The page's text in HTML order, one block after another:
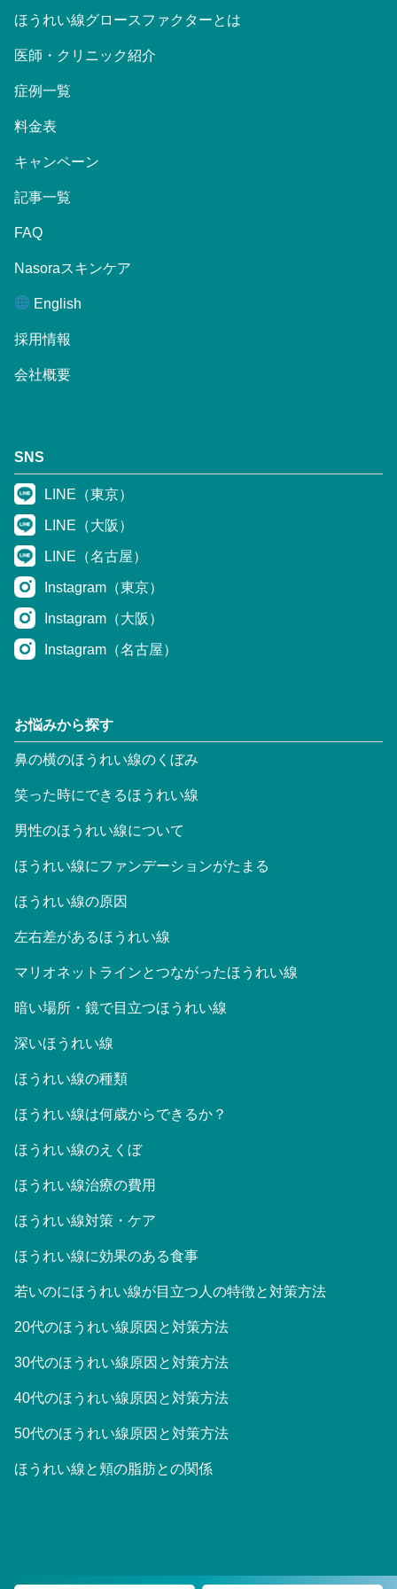
ほうれい線グロースファクターとは
医師・クリニック紹介
症例一覧
料金表
キャンペーン
記事一覧
FAQ
Nasoraスキンケア
English
採用情報
会社概要
SNS
LINE（東京）
LINE（大阪）
LINE（名古屋）
Instagram（東京）
Instagram（大阪）
Instagram（名古屋）
お悩みから探す
鼻の横のほうれい線のくぼみ
笑った時にできるほうれい線
男性のほうれい線について
ほうれい線にファンデーションがたまる
ほうれい線の原因
左右差があるほうれい線
マリオネットラインとつながったほうれい線
暗い場所・鏡で目立つほうれい線
深いほうれい線
ほうれい線の種類
ほうれい線は何歳からできるか？
ほうれい線のえくぼ
ほうれい線治療の費用
ほうれい線対策・ケア
ほうれい線に効果のある食事
若いのにほうれい線が目立つ人の特徴と対策方法
20代のほうれい線原因と対策方法
30代のほうれい線原因と対策方法
40代のほうれい線原因と対策方法
50代のほうれい線原因と対策方法
ほうれい線と頬の脂肪との関係
©2023 大阪Houreisen美容皮膚科/東京Houreisenスキンクリニッ